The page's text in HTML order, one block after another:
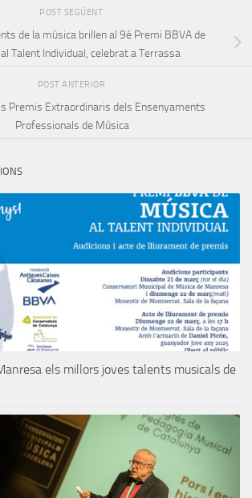
POST SEGÜENT
de la música brillen al 9è Premi BBVA de
Talent Individual, celebrat a Terrassa
POST ANTERIOR
Premis Extraordinaris dels Ensenyaments
Professionals de Música
els millors joves talents musicals de